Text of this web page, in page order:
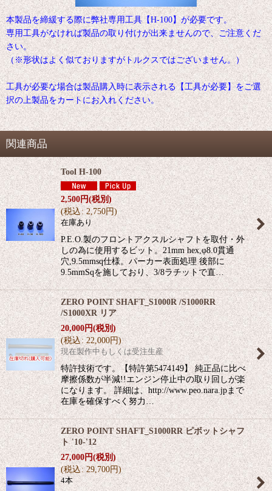
本製品を締緩する際に弊社専用工具【H-100】が必要です。
専用工具がなければ製品の取り付けが出来ませんので、ご注意くだ
さい。
（※形状はよく似ておりますがトルクスではございません。）
工具が必要な場合は製品購入時に表示される【工具が必要】をご選
択の上製品をカートにお入れください。
関連商品
Tool H-100
2,500円(税別)
(税込: 2,750円)
在庫あり
P.E.O.製のフロントアクスルシャフトを取付・外
しの為に使用するビット。21mm hex,φ8.0貫通
穴,9.5mmsq仕様。パーカー表面処理 後部に
9.5mmSqを施しており、3/8ラチットで直…
ZERO POINT SHAFT_S1000R /S1000RR
/S1000XR リア
20,000円(税別)
(税込: 22,000円)
現在製作中もしくは受注生産
特許技術です。【特許第5474149】 純正品に比べ
摩擦係数が半減!!エンジン停止中の取り回しが楽
になります。 詳細は、http://www.peo.nara.jpまで
在庫を確保すべく努力…
ZERO POINT SHAFT_S1000RR ピボットシャフ
ト '10-'12
27,000円(税別)
(税込: 29,700円)
4本